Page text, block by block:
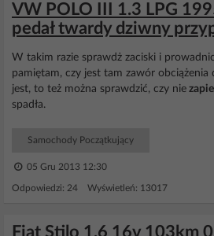
VW POLO III 1.3 LPG
pedał twardy dziwny
W takim razie sprawdż zaciski i
pamiętam, czy jest tam zawór
jest, to też można sprawdzić, czy nie
spadła.
Samochody Początkujący
05 Gru 2013 12:30
Odpowiedzi: 24 Wyświetleń: 13017
Fiat Stilo 1.6 16v 103km